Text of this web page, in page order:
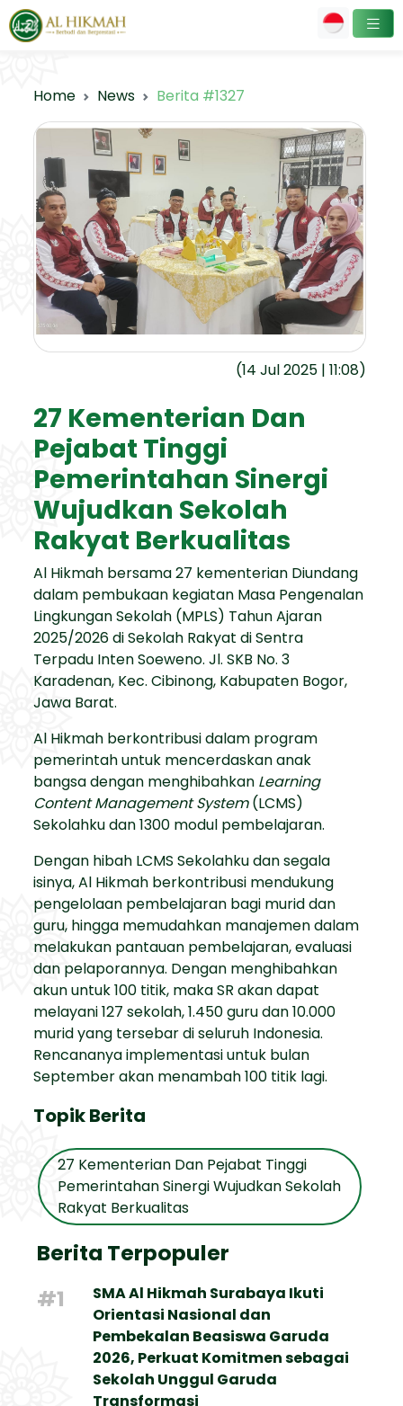
Home News Berita #1327
(14 Jul 2025 | 11:08)
27 Kementerian Dan
Pejabat Tinggi
Pemerintahan Sinergi
Wujudkan Sekolah
Rakyat Berkualitas
Al Hikmah bersama 27 kementerian Diundang
dalam pembukaan kegiatan Masa Pengenalan
Lingkungan Sekolah (MPLS) Tahun Ajaran
2025/2026 di Sekolah Rakyat di Sentra
Terpadu Inten Soeweno. Jl. SKB No. 3
Karadenan, Kec. Cibinong, Kabupaten Bogor,
Jawa Barat.
Al Hikmah berkontribusi dalam program
pemerintah untuk mencerdaskan anak
bangsa dengan menghibahkan Learning
Content Management System(LCMS)
Sekolahku dan 1300 modul pembelajaran.
Dengan hibah LCMS Sekolahku dan segala
isinya, Al Hikmah berkontribusi mendukung
pengelolaan pembelajaran bagi murid dan
guru, hingga memudahkan manajemen dalam
melakukan pantauan pembelajaran, evaluasi
dan pelaporannya. Dengan menghibahkan
akun untuk 100 titik, maka SR akan dapat
melayani 127 sekolah, 1.450 guru dan 10.000
murid yang tersebar di seluruh Indonesia.
Rencananya implementasi untuk bulan
September akan menambah 100 titik lagi.
Topik Berita
27 Kementerian Dan Pejabat Tinggi
Pemerintahan Sinergi Wujudkan Sekolah
Rakyat Berkualitas
Berita Terpopuler
#1
SMA Al Hikmah Surabaya Ikuti
Orientasi Nasional dan
Pembekalan Beasiswa Garuda
2026, Perkuat Komitmen sebagai
Sekolah Unggul Garuda
Transformasi